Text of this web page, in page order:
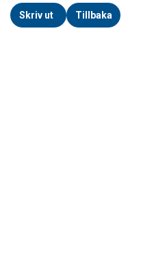
Skriv ut Tillbaka